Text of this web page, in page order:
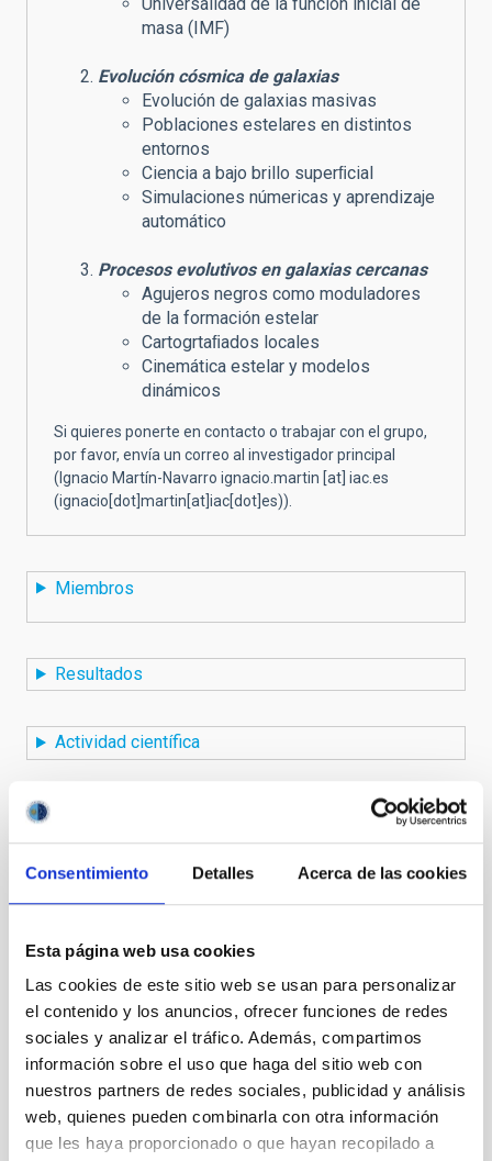
Consentimiento Detalles Acerca de las cookies
Esta página web usa cookies
Las cookies de este sitio web se usan para personalizar
el contenido y los anuncios, ofrecer funciones de redes
sociales y analizar el tráfico. Además, compartimos
información sobre el uso que haga del sitio web con
nuestros partners de redes sociales, publicidad y análisis
web, quienes pueden combinarla con otra información
que les haya proporcionado o que hayan recopilado a
Universalidad de la función inicial de
masa (IMF)
Evolución cósmica de galaxias
Evolución de galaxias masivas
Poblaciones estelares en distintos
entornos
Ciencia a bajo brillo superﬁcial
Simulaciones númericas y aprendizaje
automático
Procesos evolutivos en galaxias cercanas
Agujeros negros como moduladores
de la formación estelar
Cartogrtaﬁados locales
Cinemática estelar y modelos
dinámicos
Si quieres ponerte en contacto o trabajar con el grupo,
por favor, envía un correo al investigador principal
(Ignacio Martín-Navarro ignacio.martin [at] iac.es
(ignacio[dot]martin[at]iac[dot]es)).
Miembros
Resultados
Actividad científica
TIPO
ESTADO
EN EJECUCIÓN
Te puede interesar